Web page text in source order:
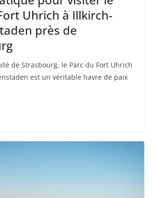
Uhrich à Illkirch-
près de
de Strasbourg, le Parc du Fort Uhrich
est un véritable havre de paix